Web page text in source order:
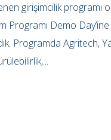
girişimcilik programı
Programı Demo
Programda Agritech,